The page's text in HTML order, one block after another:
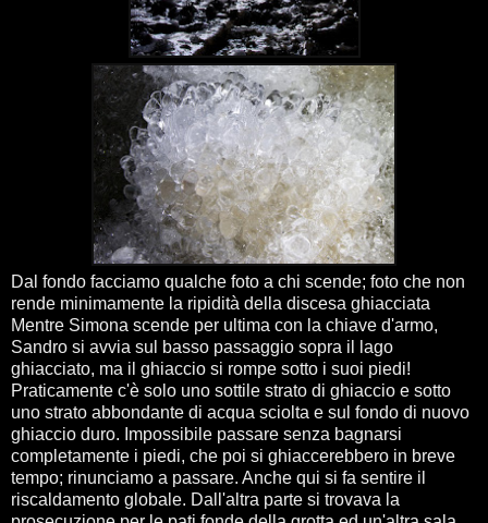
Dal fondo facciamo qualche foto a chi scende; foto che non
rende minimamente la ripidità della discesa ghiacciata
Mentre Simona scende per ultima con la chiave d'armo,
Sandro si avvia sul basso passaggio sopra il lago
ghiacciato, ma il ghiaccio si rompe sotto i suoi piedi!
Praticamente c'è solo uno sottile strato di ghiaccio e sotto
uno strato abbondante di acqua sciolta e sul fondo di nuovo
ghiaccio duro. Impossibile passare senza bagnarsi
completamente i piedi, che poi si ghiaccerebbero in breve
tempo; rinunciamo a passare. Anche qui si fa sentire il
riscaldamento globale. Dall'altra parte si trovava la